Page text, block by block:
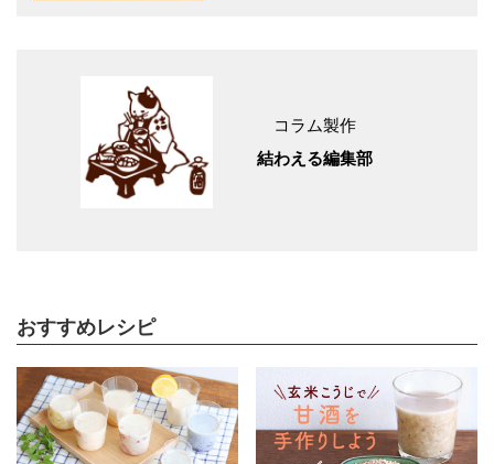
コラム製作
結わえる編集部
おすすめレシピ